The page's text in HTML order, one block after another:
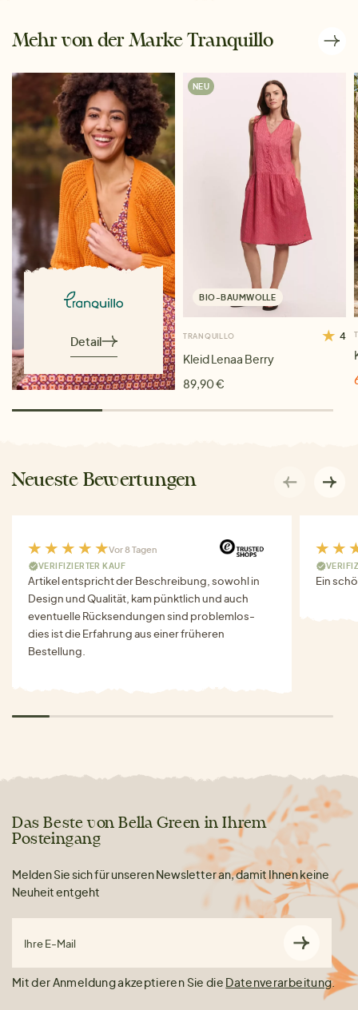
Mehr von der Marke Tranquillo
Detail
NEU
BIO-BAUMWOLLE
TRANQUILLO 4
Kleid Lenaa Berry
89,90 €
Neueste Bewertungen
Vor 8 Tagen
VERIFIZIERTER KAUF
Artikel entspricht der Beschreibung, sowohl in
Design und Qualität, kam pünktlich und auch
eventuelle Rücksendungen sind problemlos-
dies ist die Erfahrung aus einer früheren
Bestellung.
Ein
Das Beste von Bella Green in Ihrem
Posteingang
Melden Sie sich für unseren Newsletter an, damit Ihnen keine
Neuheit entgeht
Ihre E-Mail
Mit der Anmeldung akzeptieren Sie die Datenverarbeitung.